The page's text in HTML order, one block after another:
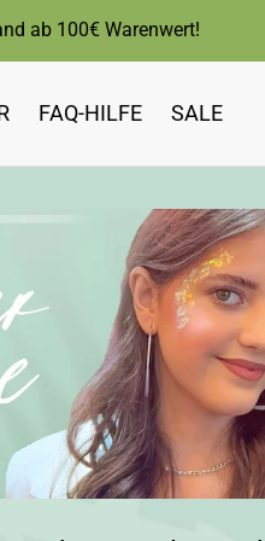
ab 100€ Warenwert!
FAQ-HILFE SALE